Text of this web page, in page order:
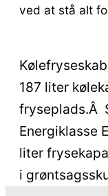
ved at stå alt
187 liter
fryseplads.Â
Energiklasse
liter
i